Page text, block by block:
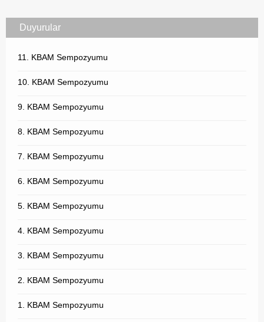
Duyurular
11. KBAM Sempozyumu
10. KBAM Sempozyumu
9. KBAM Sempozyumu
8. KBAM Sempozyumu
7. KBAM Sempozyumu
6. KBAM Sempozyumu
5. KBAM Sempozyumu
4. KBAM Sempozyumu
3. KBAM Sempozyumu
2. KBAM Sempozyumu
1. KBAM Sempozyumu